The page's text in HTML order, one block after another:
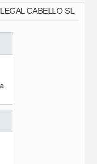
CABELLO SL